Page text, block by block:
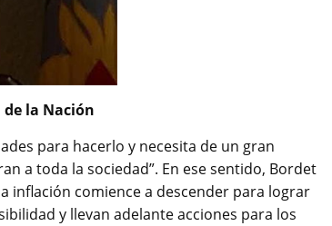
la Nación
para hacerlo y necesita de un gran
a toda la sociedad”. En ese sentido, Bordet
inflación comience a descender para lograr
y llevan adelante acciones para los